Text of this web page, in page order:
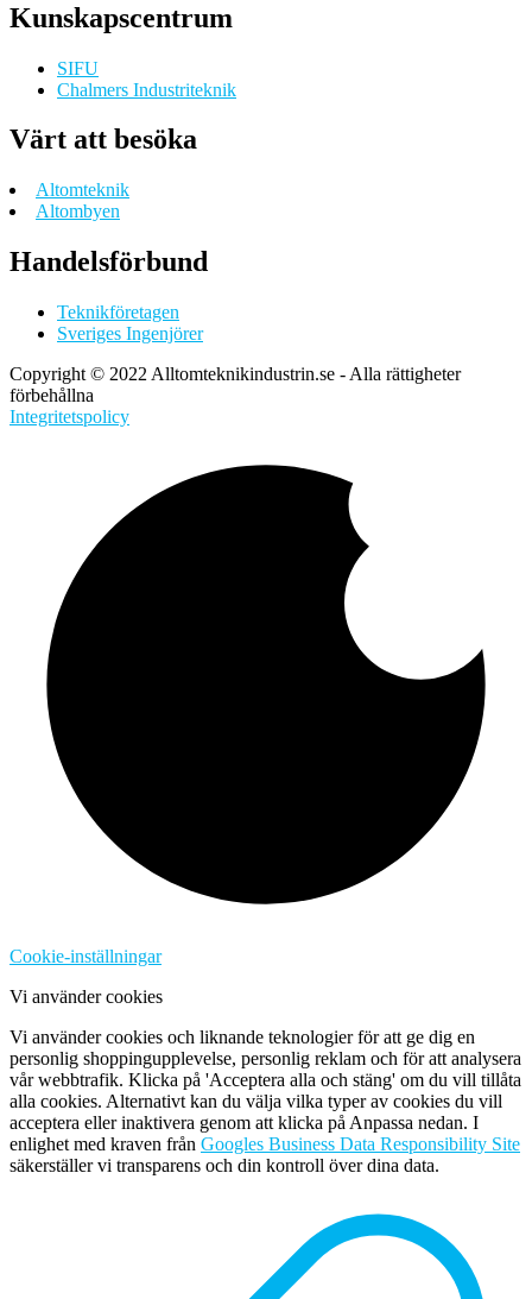
Kunskapscentrum
SIFU
Chalmers Industriteknik
Värt att besöka
Altomteknik
Altombyen
Handelsförbund
Teknikföretagen
Sveriges Ingenjörer
Copyright © 2022 Alltomteknikindustrin.se - Alla rättigheter
förbehållna
Integritetspolicy
Cookie-inställningar
Vi använder cookies
Vi använder cookies och liknande teknologier för att ge dig en
personlig shoppingupplevelse, personlig reklam och för att analysera
vår webbtrafik. Klicka på 'Acceptera alla och stäng' om du vill tillåta
alla cookies. Alternativt kan du välja vilka typer av cookies du vill
acceptera eller inaktivera genom att klicka på Anpassa nedan. I
enlighet med kraven från Googles Business Data Responsibility Site
säkerställer vi transparens och din kontroll över dina data.